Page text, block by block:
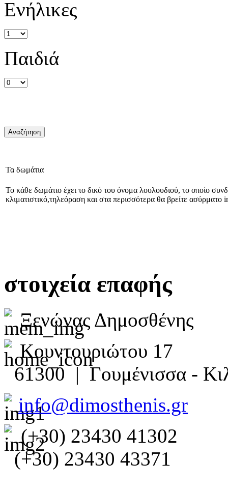
Ενήλικες
Παιδιά
Τα δωμάτια
Το κάθε δωμάτιο έχει το δικό του όνομα λουλουδιού, το οποίο
κλιματιστικό,τηλεόραση και στα περισσότερα θα βρείτε ασύρματο
στοιχεία επαφής
Ξενώνας Δημοσθένης
Κουντουριώτου 17
61300 | Γουμένισσα -
info@dimosthenis.gr
(+30) 23430 41302
(+30) 23430 43371